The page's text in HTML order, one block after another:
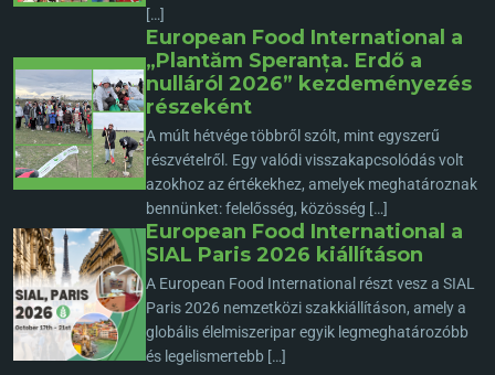
[…]
European Food International a
„Plantăm Speranța. Erdő a
nulláról 2026” kezdeményezés
részeként
A múlt hétvége többről szólt, mint egyszerű
részvételről. Egy valódi visszakapcsolódás volt
azokhoz az értékekhez, amelyek meghatároznak
bennünket: felelősség, közösség […]
European Food International a
SIAL Paris 2026 kiállításon
A European Food International részt vesz a SIAL
Paris 2026 nemzetközi szakkiállításon, amely a
globális élelmiszeripar egyik legmeghatározóbb
és legelismertebb […]